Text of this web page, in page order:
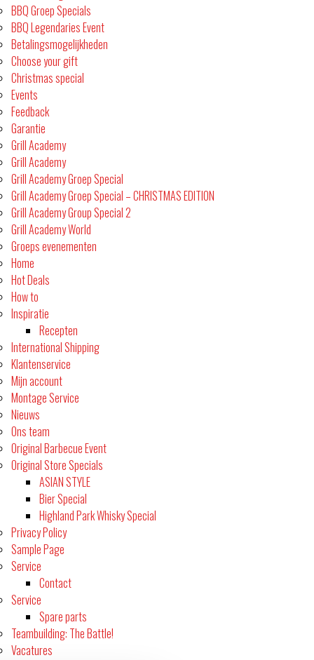
BBQ Groep Specials
BBQ Legendaries Event
Betalingsmogelijkheden
Choose your gift
Christmas special
Events
Feedback
Garantie
Grill Academy
Grill Academy
Grill Academy Groep Special
Grill Academy Groep Special – CHRISTMAS EDITION
Grill Academy Group Special 2
Grill Academy World
Groeps evenementen
Home
Hot Deals
How to
Inspiratie
Recepten
International Shipping
Klantenservice
Mijn account
Montage Service
Nieuws
Ons team
Original Barbecue Event
Original Store Specials
ASIAN STYLE
Bier Special
Highland Park Whisky Special
Privacy Policy
Sample Page
Service
Contact
Service
Spare parts
Teambuilding: The Battle!
Vacatures